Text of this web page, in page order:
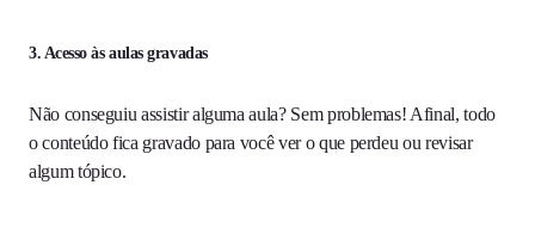
3. Acesso às aulas gravadas
Não conseguiu assistir alguma aula? Sem problemas! Afinal, todo
o conteúdo fica gravado para você ver o que perdeu ou revisar
algum tópico.